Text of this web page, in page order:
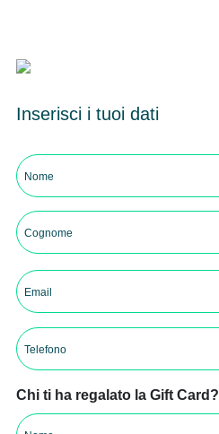
Inserisci i tuoi dati
Nome
e
(Obbligatorio)
Nome
Cognome
Email
(Obbligatorio)
Phone
(Obbligatorio)
Chi ti ha regalato la Gift Card?